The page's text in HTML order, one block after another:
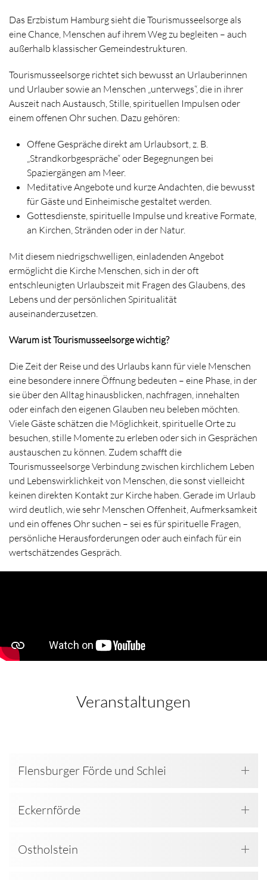
Das Erzbistum Hamburg sieht die Tourismusseelsorge als
eine Chance, Menschen auf ihrem Weg zu begleiten – auch
außerhalb klassischer Gemeindestrukturen.
Tourismusseelsorge richtet sich bewusst an Urlauberinnen
und Urlauber sowie an Menschen „unterwegs“, die in ihrer
Auszeit nach Austausch, Stille, spirituellen Impulsen oder
einem offenen Ohr suchen. Dazu gehören:
Offene Gespräche direkt am Urlaubsort, z. B.
„Strandkorbgespräche“ oder Begegnungen bei
Spaziergängen am Meer.
Meditative Angebote und kurze Andachten, die bewusst
für Gäste und Einheimische gestaltet werden.
Gottesdienste, spirituelle Impulse und kreative Formate,
an Kirchen, Stränden oder in der Natur.
Mit diesem niedrigschwelligen, einladenden Angebot
ermöglicht die Kirche Menschen, sich in der oft
entschleunigten Urlaubszeit mit Fragen des Glaubens, des
Lebens und der persönlichen Spiritualität
auseinanderzusetzen.
Warum ist Tourismusseelsorge wichtig?
Die Zeit der Reise und des Urlaubs kann für viele Menschen
eine besondere innere Öffnung bedeuten – eine Phase, in der
sie über den Alltag hinausblicken, nachfragen, innehalten
oder einfach den eigenen Glauben neu beleben möchten.
Viele Gäste schätzen die Möglichkeit, spirituelle Orte zu
besuchen, stille Momente zu erleben oder sich in Gesprächen
austauschen zu können. Zudem schafft die
Tourismusseelsorge Verbindung zwischen kirchlichem Leben
und Lebenswirklichkeit von Menschen, die sonst vielleicht
keinen direkten Kontakt zur Kirche haben. Gerade im Urlaub
wird deutlich, wie sehr Menschen Offenheit, Aufmerksamkeit
und ein offenes Ohr suchen – sei es für spirituelle Fragen,
persönliche Herausforderungen oder auch einfach für ein
wertschätzendes Gespräch.
Veranstaltungen
Flensburger Förde und Schlei
Eckernförde
Ostholstein